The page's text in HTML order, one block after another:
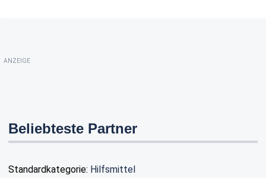
ANZEIGE
Beliebteste Partner
Standardkategorie: Hilfsmittel